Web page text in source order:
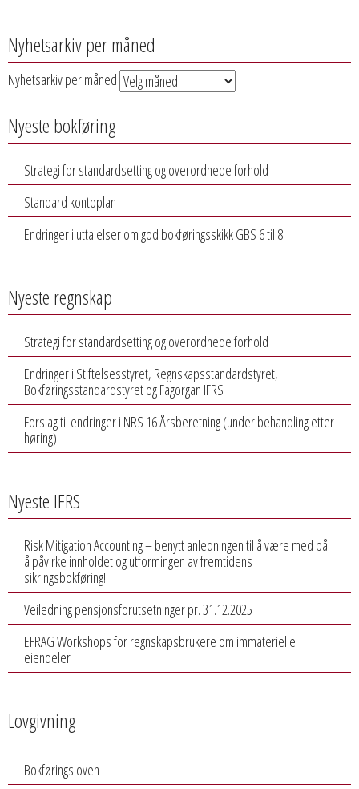
Nyhetsarkiv per måned
Nyhetsarkiv per måned
Nyeste bokføring
Strategi for standardsetting og overordnede forhold
Standard kontoplan
Endringer i uttalelser om god bokføringsskikk GBS 6 til 8
Nyeste regnskap
Strategi for standardsetting og overordnede forhold
Endringer i Stiftelsesstyret, Regnskapsstandardstyret,
Bokføringsstandardstyret og Fagorgan IFRS
Forslag til endringer i NRS 16 Årsberetning (under behandling etter
høring)
Nyeste IFRS
Risk Mitigation Accounting – benytt anledningen til å være med på
å påvirke innholdet og utformingen av fremtidens
sikringsbokføring!
Veiledning pensjonsforutsetninger pr. 31.12.2025
EFRAG Workshops for regnskapsbrukere om immaterielle
eiendeler
Lovgivning
Bokføringsloven